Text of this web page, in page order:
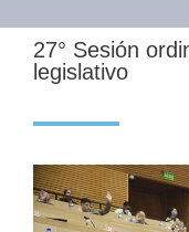
27° Sesión
legislativo